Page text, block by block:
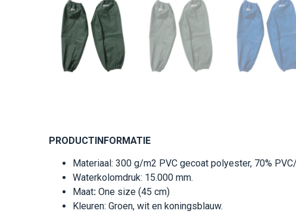
PRODUCTINFORMATIE
Materiaal: 300 g/m2 PVC gecoat polyester, 70%
Waterkolomdruk: 15.000 mm.
Maat: One size (45 cm)
Kleuren: Groen, wit en koningsblauw.